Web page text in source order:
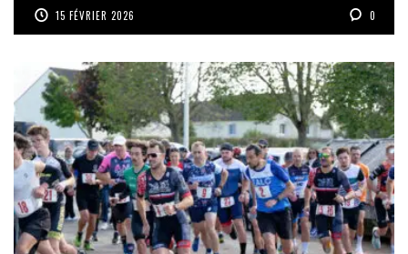
15 FÉVRIER 2026 0